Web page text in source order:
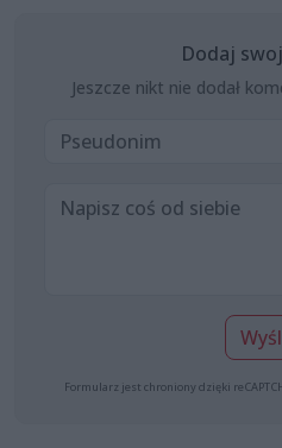
Dodaj
Jeszcze nikt nie dodał
Formularz jest chroniony dzięki